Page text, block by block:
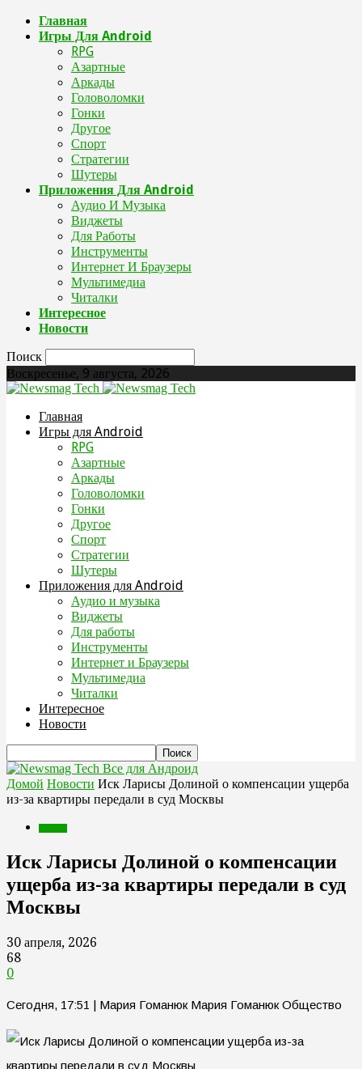
Главная
Игры Для Android
RPG
Азартные
Аркады
Головоломки
Гонки
Другое
Спорт
Стратегии
Шутеры
Приложения Для Android
Аудио И Музыка
Виджеты
Для Работы
Инструменты
Интернет И Браузеры
Мультимедиа
Читалки
Интересное
Новости
Поиск
Воскресенье, 9 августа, 2026
Главная
Игры для Android
RPG
Азартные
Аркады
Головоломки
Гонки
Другое
Спорт
Стратегии
Шутеры
Приложения для Android
Аудио и музыка
Виджеты
Для работы
Инструменты
Интернет и Браузеры
Мультимедиа
Читалки
Интересное
Новости
Все для Андроид
Домой Новости Иск Ларисы Долиной о компенсации ущерба
из-за квартиры передали в суд Москвы
Иск Ларисы Долиной о компенсации
ущерба из-за квартиры передали в суд
Москвы
30 апреля, 2026
68
0
Сегодня, 17:51 | Мария Гоманюк Мария Гоманюк Общество